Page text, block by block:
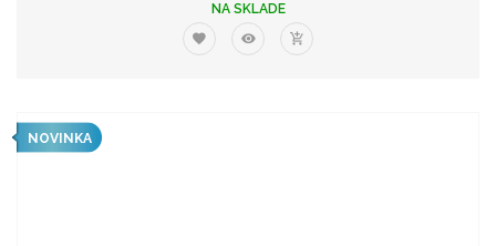
NA SKLADE
NOVINKA